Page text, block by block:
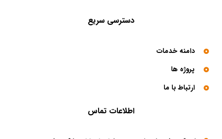
دسترسی سریع
دامنه خدمات
پروژه ها
ارتباط با ما
اطلاعات تماس